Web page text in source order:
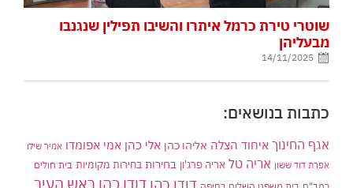
שוטרי טירת כרמל איתרו והשיבו תפילין שנגנבו
מבעליהן
14/11/2025
כתבות בנושאים:
אגף החינוך איחוד הצלה אליהו כהן אלי כהן אמי אפומדו אמיר שילו
אפרת דוד ששון אריה טל אריה פרג'ון בחירות בחירות מקומיות בית חולים
דודו כהן ראש העיר